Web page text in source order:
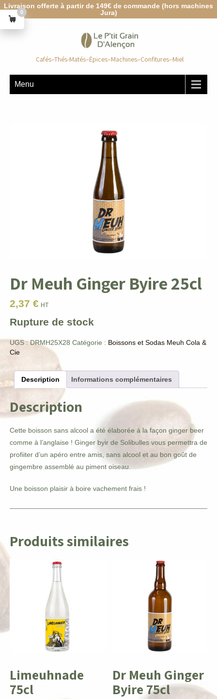
Livraison offerte à partir de 149€ de commande (hors machines
Jura)
Cafés–Thés-Matés–Épices–Machines–Confitures–Miel
Menu
Dr Meuh Ginger Byire 25cl
2,37 € HT
Rupture de stock
UGS :DRMH25X28 Catégorie : Boissons et Sodas Meuh Cola &
Cie
Description Informations complémentaires
Description
Cette boisson sans alcool a été élaborée à la façon ginger beer
comme à l’anglaise ! Ginger byir de Solibulles vous permettra de
profiiter d’un apéro entre amis, sans alcool et au bon goût de
gingembre assemblé au piment oiseau.
Une boisson plaisir à boire vachement frais !
Produits similaires
Limeuhnade
75cl
Dr Meuh Ginger
Byire 75cl
0